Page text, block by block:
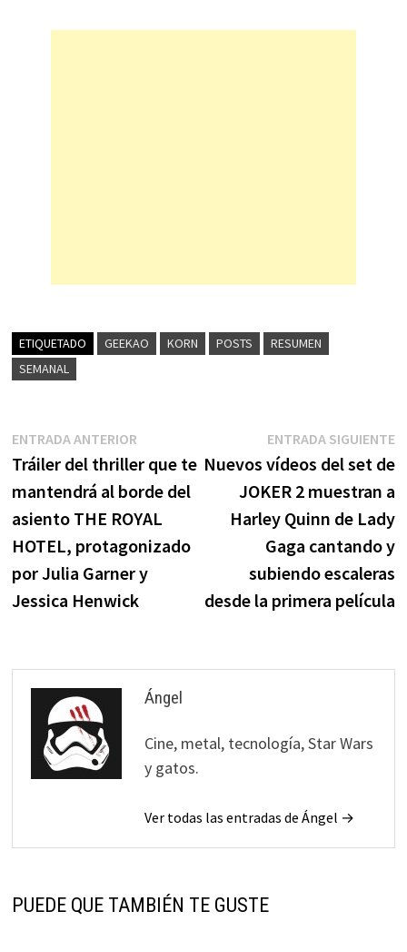
ETIQUETADO GEEKAO KORN POSTS
RESUMEN
SEMANAL
Navegación
de
entradas
ENTRADA ANTERIOREntrada
anterior:
Tráiler del thriller que te
mantendrá al borde del
asiento THE ROYAL
HOTEL, protagonizado
por Julia Garner y
Jessica Henwick
ENTRADA SIGUIENTE
Nuevos vídeos del set de
JOKER 2 muestran a
Harley Quinn de Lady
Gaga cantando y
subiendo escaleras
desde la primera película
Ángel
Cine, metal, tecnología, Star Wars
y gatos.
Ver todas las entradas de Ángel →
PUEDE QUE TAMBIÉN TE GUSTE